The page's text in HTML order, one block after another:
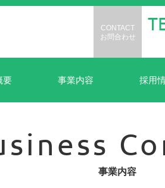
CONTACT
お問合わせ
要 事業内容 採用
事業内容